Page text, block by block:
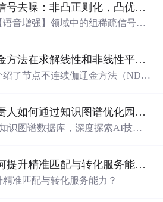
方案，推动科技创新与产业创新语音增强组稀疏信号去噪：非凸正则化，凸优化研究（Matlab代码实现）
音增强】领域中的组稀疏信号去
号模型的构建机制，引入非凸正
稀疏性，克服传统凸正则化在稀
理、稀疏系数求解、去噪重构等
复现的代码资源，便于研究人员
法在保留数学可处理性的同时显
与最优化方法，且拥有Matlab编
员及从事语音增强、音频工程、
节点不连续伽辽金方法在求解线性和非线性平流方程中的一维实现（Matlab代码实现）
了节点不连续伽辽金方法（ND
值离散化技术，特别适用于对流
在处理间断解和保持数值稳定性
式Runge-Kutta方法）以及边界条
典型算例（如线性对流、Burgers
分验证了该方法在捕捉激波、避
产业园区运营负责人如何通过知识图谱优化园区企业与科研机构的协同创新机制？.docx
识图谱数据库，深度探索AI技术
方案，推动科技创新与产业创新科技服务机构如何提升精准匹配与转化服务能力？.docx
准匹配与转化服务能力？